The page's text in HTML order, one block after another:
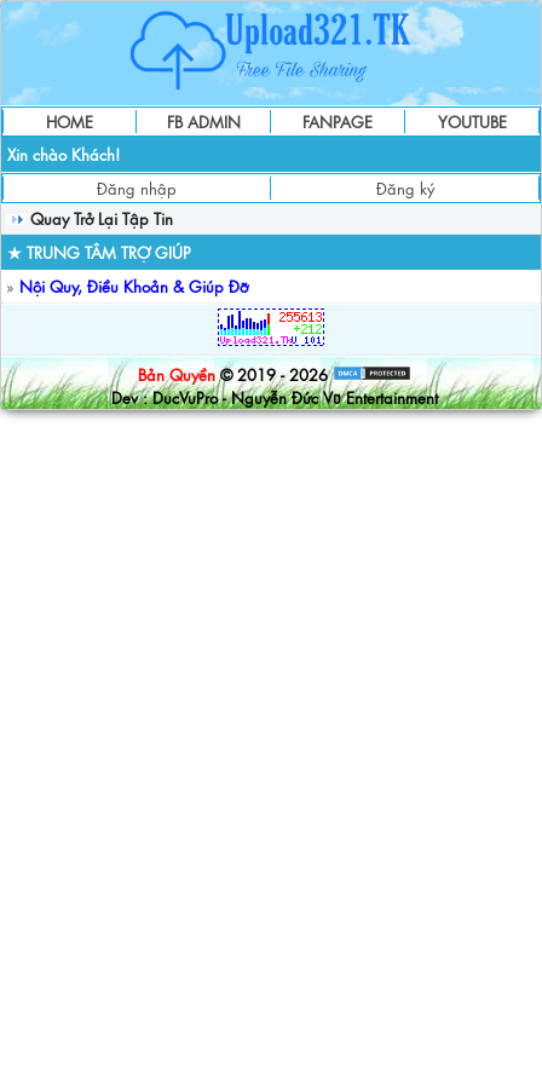
HOME FB ADMIN FANPAGE
YOUTUBE
Xin chào Khách!
Đăng nhập
Đăng ký
Quay Trở Lại Tập Tin
★ TRUNG TÂM TRỢ GIÚP
» Nội Quy, Điều Khoản & Giúp Đỡ
Bản Quyền © 2019 - 2026
Dev : DucVuPro - Nguyễn Đức Vũ Entertainment